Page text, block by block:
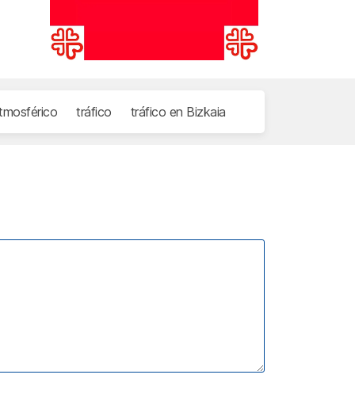
tráfico tráfico en Bizkaia